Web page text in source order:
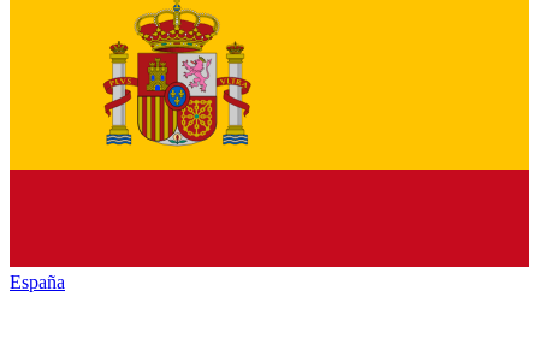
España